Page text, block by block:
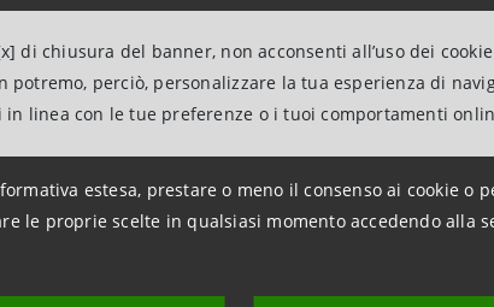
di chiusura del banner, non acconsenti all’uso dei
potremo, perciò, personalizzare la tua esperienza di
linea con le tue preferenze o i tuoi comportamenti
estesa, prestare o meno il consenso ai cookie o
le proprie scelte in qualsiasi momento accedendo alla
- dati trimestrali 2013/14